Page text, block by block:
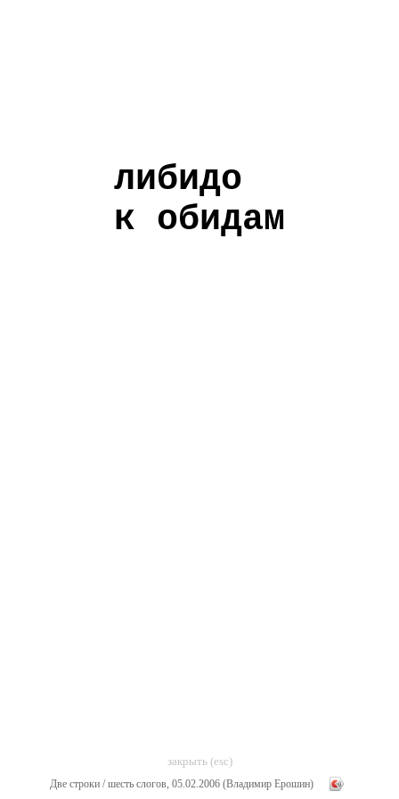
либидо
к обидам
закрыть (esc)
Две строки / шесть слогов, 05.02.2006 (Владимир Ерошин)